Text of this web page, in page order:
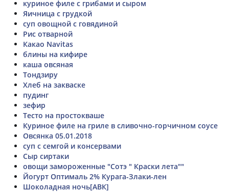
куриное филе с грибами и сыром
Яичница с грудкой
суп овощной с говядиной
Рис отварной
Какао Navitas
блины на кифире
каша овсяная
Тондзиру
Хлеб на закваске
пудинг
зефир
Тесто на простокваше
Куриное филе на гриле в сливочно-горчичном соусе
Овсянка 05.01.2018
суп с семгой и консервами
Сыр сиртаки
овощи замороженные "Сотэ " Краски лета""
Йогурт Оптималь 2% Курага-Злаки-лен
Шоколадная ночь[АВК]